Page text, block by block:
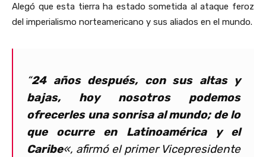
Alegó que esta tierra ha estado sometida al ataque feroz
del imperialismo norteamericano y sus aliados en el mundo.
“24 años después, con sus altas y
bajas, hoy nosotros podemos
ofrecerles una sonrisa al mundo; de lo
que ocurre en Latinoamérica y el
Caribe«, afirmó el primer Vicepresidente